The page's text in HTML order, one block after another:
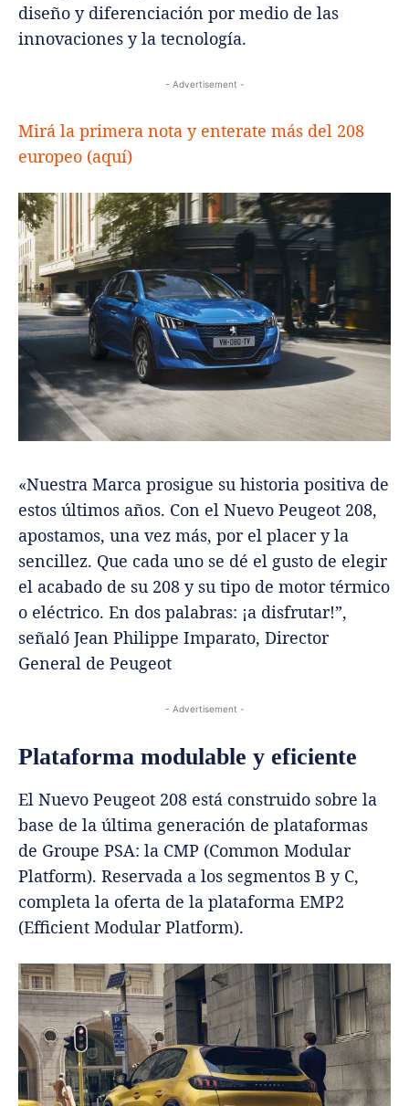
diseño y diferenciación por medio de las
innovaciones y la tecnología.
- Advertisement -
Mirá la primera nota y enterate más del 208
europeo (aquí)
«Nuestra Marca prosigue su historia positiva de
estos últimos años. Con el Nuevo Peugeot 208,
apostamos, una vez más, por el placer y la
sencillez. Que cada uno se dé el gusto de elegir
el acabado de su 208 y su tipo de motor térmico
o eléctrico. En dos palabras: ¡a disfrutar!”,
señaló Jean Philippe Imparato, Director
General de Peugeot
- Advertisement -
Plataforma modulable y eficiente
El Nuevo Peugeot 208 está construido sobre la
base de la última generación de plataformas
de Groupe PSA: la CMP (Common Modular
Platform). Reservada a los segmentos B y C,
completa la oferta de la plataforma EMP2
(Efficient Modular Platform).